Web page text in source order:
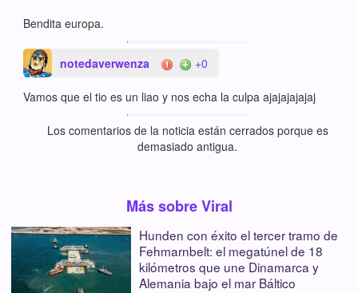
Bendita europa.
notedaverwenza +0
Vamos que el tio es un liao y nos echa la culpa ajajajajajaj
Los comentarios de la noticia están cerrados porque es
demasiado antigua.
Más sobre Viral
Hunden con éxito el tercer tramo de
Fehmarnbelt: el megatúnel de 18
kilómetros que une Dinamarca y
Alemania bajo el mar Báltico